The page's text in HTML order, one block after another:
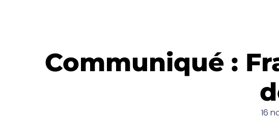
Communiqué :
16